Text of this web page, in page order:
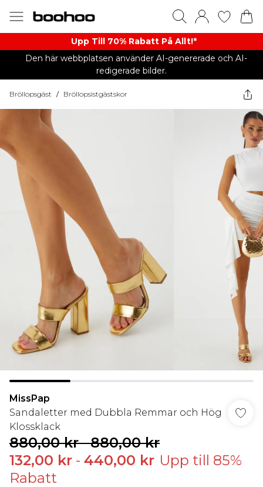
Upp Till 70% Rabatt På Allt!*
Den här webbplatsen använder AI-genererade och AI-
redigerade bilder.
Bröllopsgäst / Bröllopsistgästskor
MissPap
Sandaletter med Dubbla Remmar och Hög
Klossklack
880,00 kr-880,00 kr
132,00 kr - 440,00 kr Upp till 85%
Rabatt